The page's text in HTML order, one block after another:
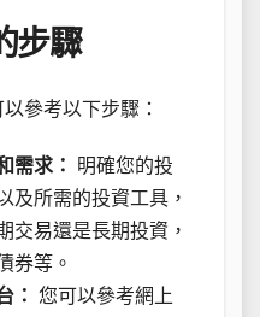
步驟
參考以下步驟：
需求：
明確您的投
及所需的投資工具，
交易還是長期投資，
券等。
： 您可以參考網上